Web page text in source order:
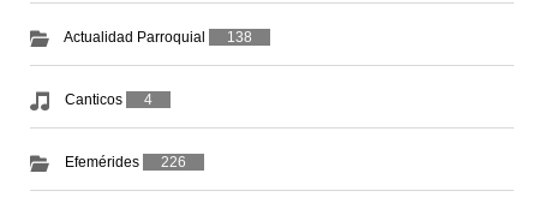
Actualidad Parroquial 138
Canticos 4
Efemérides 226